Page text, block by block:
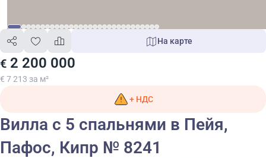
€ 2 200 000
€ 7 213 за м²
На карте
+ НДС
Вилла с 5 спальнями в Пейя,
Пафос, Кипр № 8241